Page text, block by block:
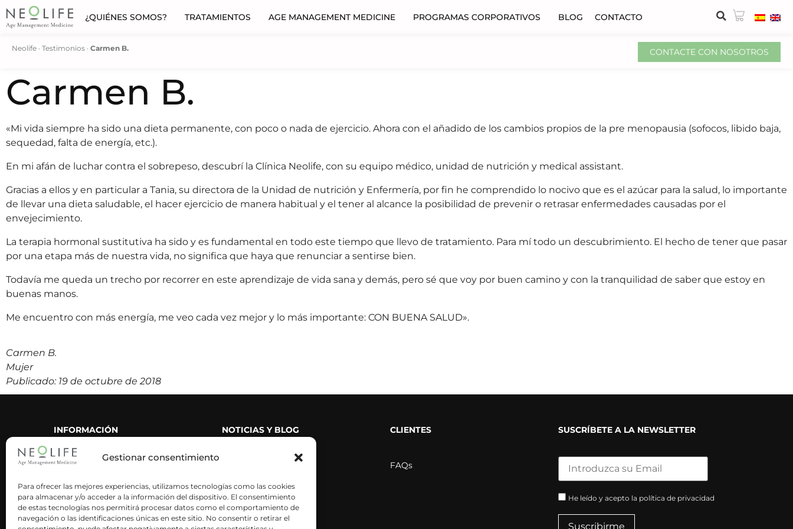
Gestionar consentimiento
Para ofrecer las mejores experiencias, utilizamos tecnologías como las cookies
para almacenar y/o acceder a la información del dispositivo. El consentimiento
de estas tecnologías nos permitirá procesar datos como el comportamiento de
navegación o las identificaciones únicas en este sitio. No consentir o retirar el
¿QUIÉNES SOMOS? TRATAMIENTOS AGE MANAGEMENT MEDICINE PROGRAMAS CORPORATIVOS BLOG CONTACTO
Neolife · Testimonios · Carmen B. CONTACTE CON NOSOTROS
Carmen B.
«Mi vida siempre ha sido una dieta permanente, con poco o nada de ejercicio. Ahora con el añadido de los cambios propios de la pre menopausia (sofocos, libido baja,
sequedad, falta de energía, etc.).
En mi afán de luchar contra el sobrepeso, descubrí la Clínica Neolife, con su equipo médico, unidad de nutrición y medical assistant.
Gracias a ellos y en particular a Tania, su directora de la Unidad de nutrición y Enfermería, por fin he comprendido lo nocivo que es el azúcar para la salud, lo importante
de llevar una dieta saludable, el hacer ejercicio de manera habitual y el tener al alcance la posibilidad de prevenir o retrasar enfermedades causadas por el
envejecimiento.
La terapia hormonal sustitutiva ha sido y es fundamental en todo este tiempo que llevo de tratamiento. Para mí todo un descubrimiento. El hecho de tener que pasar
por una etapa más de nuestra vida, no significa que haya que renunciar a sentirse bien.
Todavía me queda un trecho por recorrer en este aprendizaje de vida sana y demás, pero sé que voy por buen camino y con la tranquilidad de saber que estoy en
buenas manos.
Me encuentro con más energía, me veo cada vez mejor y lo más importante: CON BUENA SALUD».
Carmen B.
Mujer
Publicado: 19 de octubre de 2018
INFORMACIÓN
Nuestra historia
Nuestra metodología
Neoactives
Neolife es ciencia
NOTICIAS Y BLOG
Neolife en videos
Blog
Artículos científicos
CLIENTES
FAQs
SUSCRÍBETE A LA NEWSLETTER
He leído y acepto la política de privacidad